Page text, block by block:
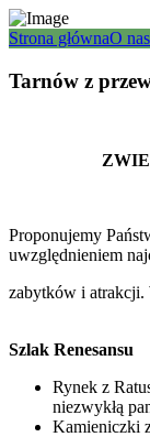
Strona głównaO nas
Tarnów z
Proponujemy
uwzględnieniem
zabytków i atrakcji.
Szlak Renesansu
Rynek z
niezwykłą
Kamieniczki